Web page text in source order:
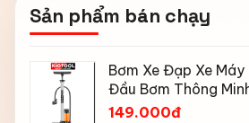
Sản phẩm bán chạy
Bơm Xe Đạp Xe
Đầu Bơm Thông
Đồng Hồ 160 PSI
149.000đ